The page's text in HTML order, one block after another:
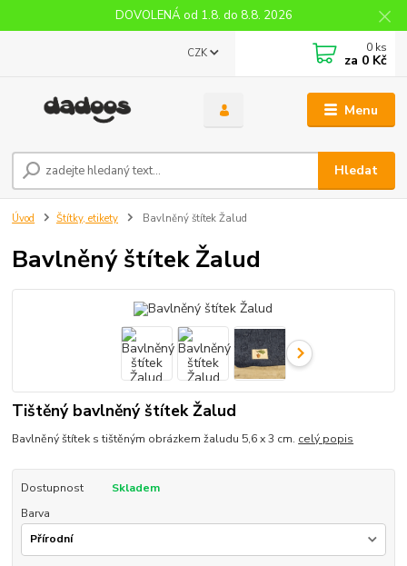
DOVOLENÁ od 1.8. do 8.8. 2026
Menu
CZK
Hledat
0 ks
za 0 Kč
Úvod Štítky, etikety Bavlněný štítek Žalud
Bavlněný štítek Žalud
Tištěný bavlněný štítek Žalud
Bavlněný štítek s tištěným obrázkem žaludu 5,6 x 3 cm. celý popis
Dostupnost
Skladem
Barva